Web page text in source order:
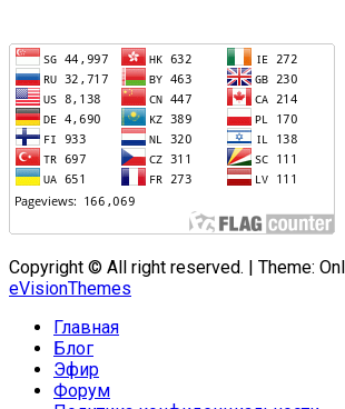
Copyright © All right reserved. | Theme:
eVisionThemes
Главная
Блог
Эфир
Форум